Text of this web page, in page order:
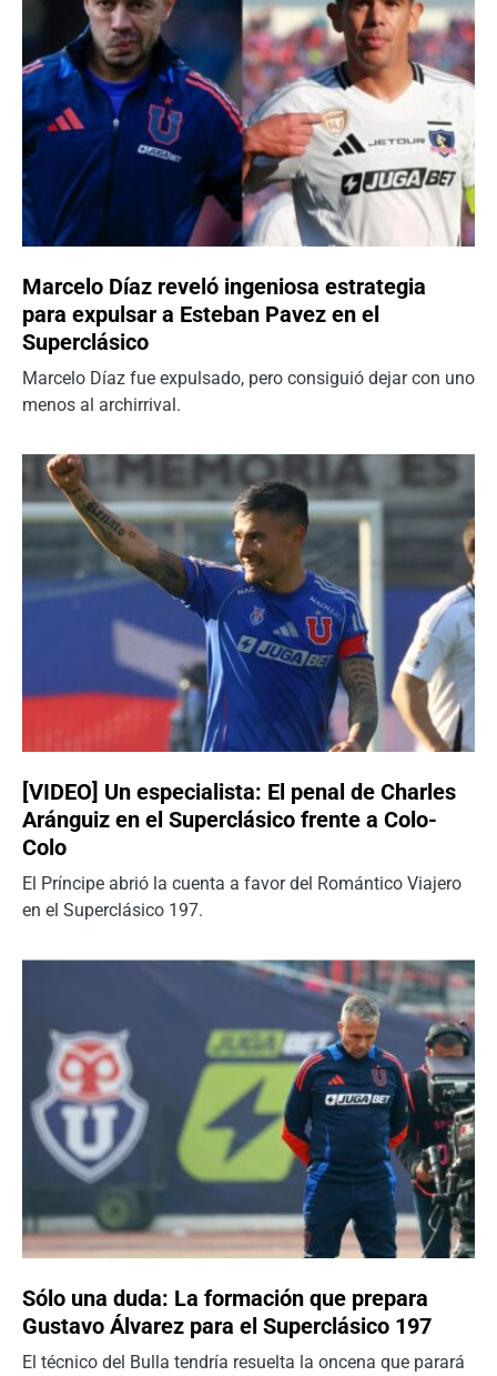
Marcelo Díaz reveló ingeniosa estrategia
para expulsar a Esteban Pavez en el
Superclásico
Marcelo Díaz fue expulsado, pero consiguió dejar con uno
menos al archirrival.
[VIDEO] Un especialista: El penal de Charles
Aránguiz en el Superclásico frente a Colo-
Colo
El Príncipe abrió la cuenta a favor del Romántico Viajero
en el Superclásico 197.
Sólo una duda: La formación que prepara
Gustavo Álvarez para el Superclásico 197
El técnico del Bulla tendría resuelta la oncena que parará